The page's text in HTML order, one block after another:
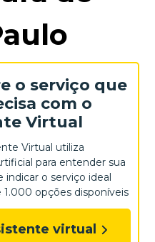
o serviço que
com o
Virtual
Virtual utiliza
para entender sua
indicar o serviço ideal
opções disponíveis
virtual